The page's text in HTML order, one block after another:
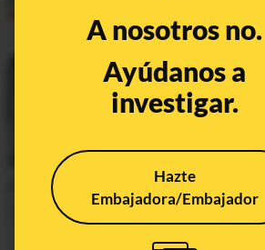
A nosotros no.
Ayúdanos a
investigar.
Hazte
Embajadora/Embajador
No hay pruebas de que
Yoshihiro Kawaoka haya